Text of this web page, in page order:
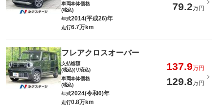
車両本体価格
(税込)
79.2万円
年式2014(平成26)年
走行6.7万km
フレアクロスオーバー
支払総額
(税込)(リ済込)
137.9万円
車両本体価格
(税込)
129.8万円
年式2024(令和6)年
走行0.8万km